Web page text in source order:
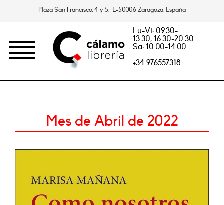
Plaza San Francisco, 4 y 5. E-50006 Zaragoza, España
Lu-Vi: 09.30-
13.30, 16.30-20.30
Sa: 10.00-14.00
+34 976557318
Mes de Abril de 2022